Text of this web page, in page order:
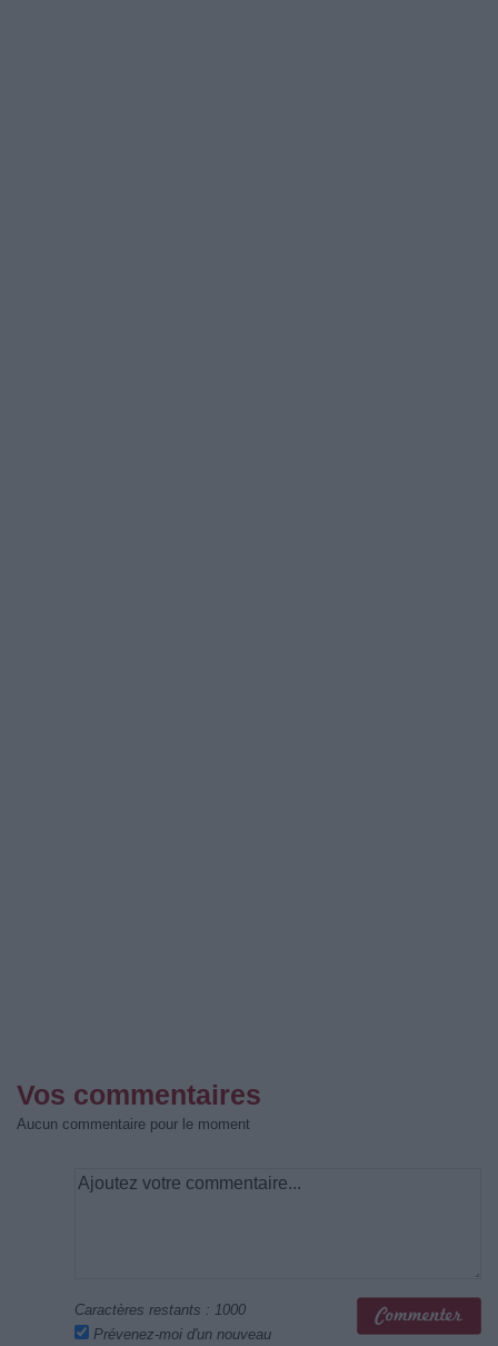
Vos commentaires
Aucun commentaire pour le moment
Caractères restants : 1000
Prévenez-moi d'un nouveau